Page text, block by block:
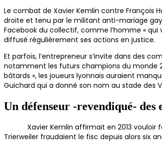
Le combat de Xavier Kemlin contre François
droite et tenu par le militant anti-mariage gay
Facebook du collectif, comme l’homme « qui
diffusé régulièrement ses actions en justice.
Et parfois, l’entrepreneur s’invite dans des
notamment les futurs champions du monde
bâtards », les joueurs lyonnais auraient
Guichard qui a donné son nom au stade des
Un défenseur -revendiqué- des
Xavier Kemlin affirmait en 2013 vouloir
Trierweiler fraudaient le fisc depuis alors six